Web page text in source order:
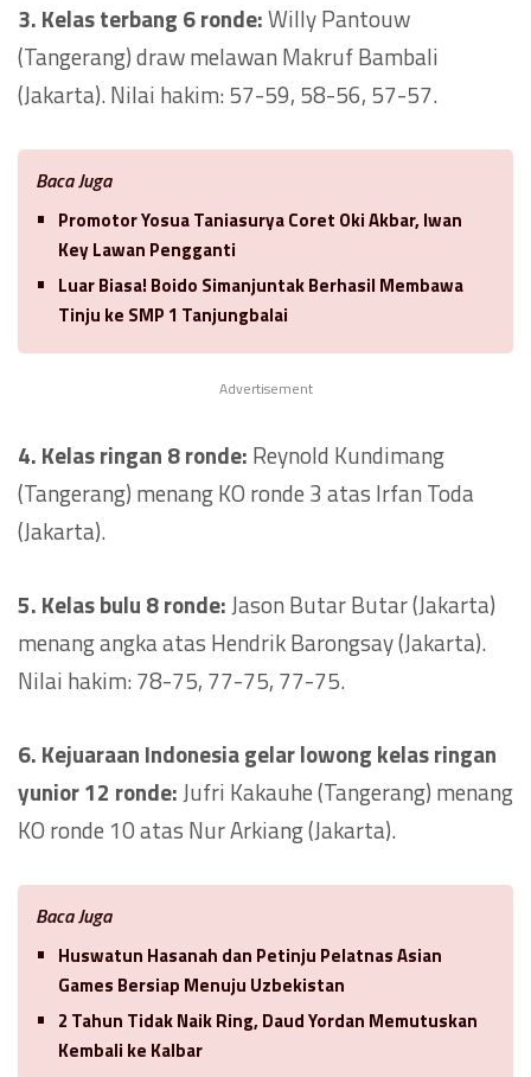
3. Kelas terbang 6 ronde:Willy Pantouw
(Tangerang) draw melawan Makruf Bambali
(Jakarta). Nilai hakim: 57-59, 58-56, 57-57.
Baca Juga
Promotor Yosua Taniasurya Coret Oki Akbar, Iwan
Key Lawan Pengganti
Luar Biasa! Boido Simanjuntak Berhasil Membawa
Tinju ke SMP 1 Tanjungbalai
Advertisement
4. Kelas ringan 8 ronde: Reynold Kundimang
(Tangerang) menang KO ronde 3 atas Irfan Toda
(Jakarta).
5. Kelas bulu 8 ronde:Jason Butar Butar (Jakarta)
menang angka atas Hendrik Barongsay (Jakarta).
Nilai hakim: 78-75, 77-75, 77-75.
6. Kejuaraan Indonesia gelar lowong kelas ringan
yunior 12 ronde:Jufri Kakauhe (Tangerang) menang
KO ronde 10 atas Nur Arkiang (Jakarta).
Baca Juga
Huswatun Hasanah dan Petinju Pelatnas Asian
Games Bersiap Menuju Uzbekistan
2 Tahun Tidak Naik Ring, Daud Yordan Memutuskan
Kembali ke Kalbar